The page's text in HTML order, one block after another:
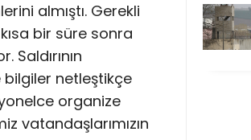
almıştı. Gerekli
bir süre sonra
Saldırının
bilgiler netleştikçe
organize
vatandaşlarımızın